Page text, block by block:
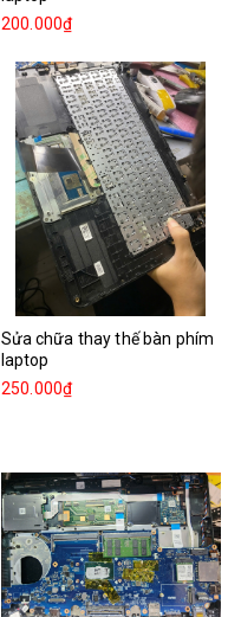
200.000₫
Sửa chữa thay thế bàn phím
laptop
250.000₫